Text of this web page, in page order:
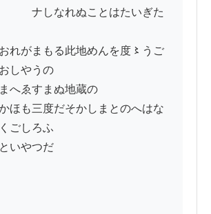
ぬことはたいぎた
がまもる此地めんを度〻うご
しやうの
まぬ地蔵の
度だそかしまとのへはな
ごしろふ
つだ